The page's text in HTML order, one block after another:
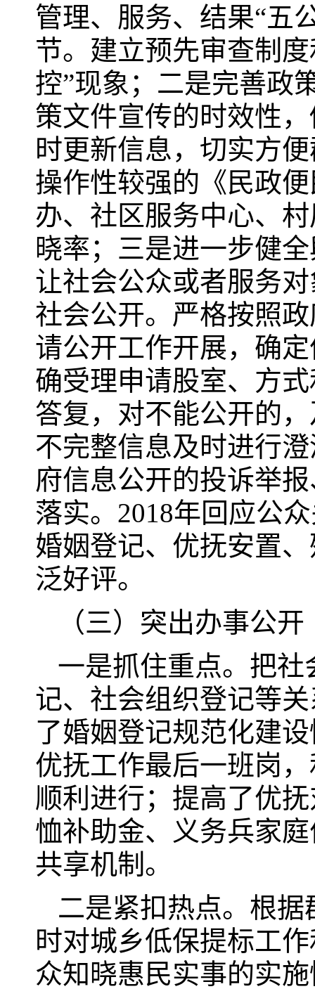
管理、服务、结果“五
节。建立预先审查制
控”现象；二是完善政
策文件宣传的时效性
时更新信息，切实方
操作性较强的《民政
办、社区服务中心、
晓率；三是进一步健
让社会公众或者服务
社会公开。严格按照
请公开工作开展，确
确受理申请股室、方
答复，对不能公开的
不完整信息及时进行
府信息公开的投诉举
落实。2018年回应公
婚姻登记、优抚安置
泛好评。
（三）突出办事公开
一是抓住重点。把
记、社会组织登记等
了婚姻登记规范化建
优抚工作最后一班岗
顺利进行；提高了优
恤补助金、义务兵家
共享机制。
二是紧扣热点。根
时对城乡低保提标工
众知晓惠民实事的实